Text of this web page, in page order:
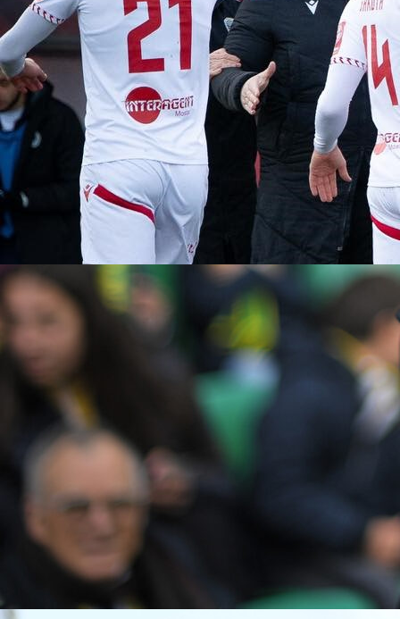
Ermedin Demirović asistirao za
pobjednični gol Freiburga!
Autor:
BHFudbal.ba
22:54, 19.12.2021